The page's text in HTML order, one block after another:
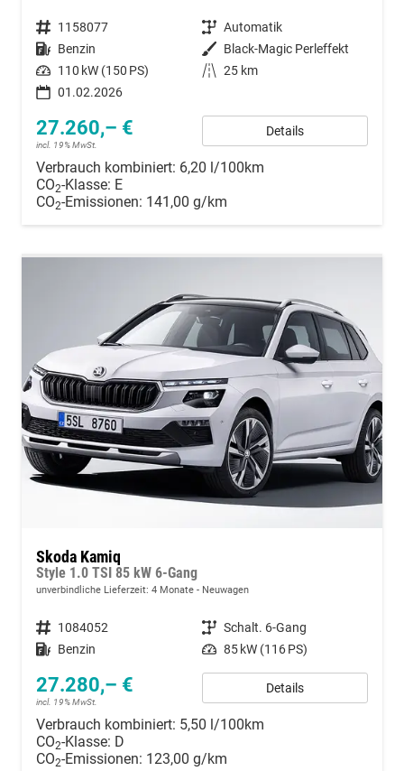
Fahrzeugnummer 1158077 Getriebe Automatik
Kraftstoff Benzin Außenfarbe Black-Magic Perleffekt
Leistung 110 kW (150 PS) Kilometerstand 25 km
01.02.2026
27.260,– €
incl. 19% MwSt.
Details
Verbrauch kombiniert: 6,20 l/100km
CO2-Klasse: E
CO2-Emissionen: 141,00 g/km
Skoda Kamiq
Style 1.0 TSI 85 kW 6-Gang
unverbindliche Lieferzeit: 4 Monate Neuwagen
Fahrzeugnummer 1084052 Getriebe Schalt. 6-Gang
Kraftstoff Benzin Leistung 85 kW (116 PS)
27.280,– €
incl. 19% MwSt.
Details
Verbrauch kombiniert: 5,50 l/100km
CO2-Klasse: D
CO2-Emissionen: 123,00 g/km